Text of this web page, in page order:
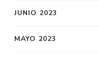
JUNIO 2023
MAYO 2023